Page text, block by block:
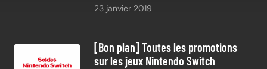
23 janvier 2019
[Bon plan] Toutes les promotions
sur les jeux Nintendo Switch